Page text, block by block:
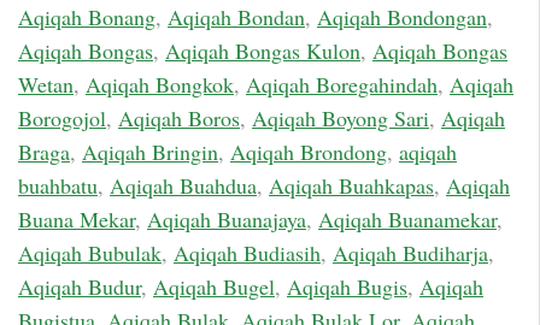
Aqiqah Bonang, Aqiqah Bondan, Aqiqah Bondongan,
Aqiqah Bongas, Aqiqah Bongas Kulon, Aqiqah Bongas
Wetan, Aqiqah Bongkok, Aqiqah Boregahindah, Aqiqah
Borogojol, Aqiqah Boros, Aqiqah Boyong Sari, Aqiqah
Braga, Aqiqah Bringin, Aqiqah Brondong, aqiqah
buahbatu, Aqiqah Buahdua, Aqiqah Buahkapas, Aqiqah
Buana Mekar, Aqiqah Buanajaya, Aqiqah Buanamekar,
Aqiqah Bubulak, Aqiqah Budiasih, Aqiqah Budiharja,
Aqiqah Budur, Aqiqah Bugel, Aqiqah Bugis, Aqiqah